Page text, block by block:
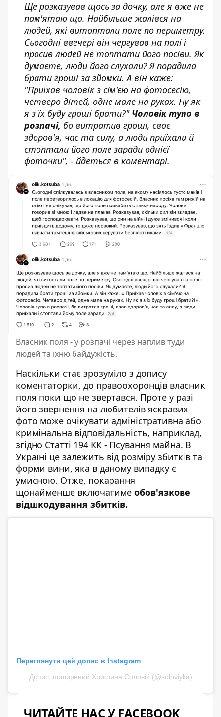
Ще розказував щось за дочку, але я вже не
пам'ятаю що. Найбільше жалівся на
людей, які витоптали поле по периметру.
Сьогодні ввечері він чергував на полі і
просив людей не топтати його посіви. Як
думаєте, люди його слухали? Я порадила
брати гроші за зйомки. А він каже:
"Приїхав чоловік з сім'єю на фотосесію,
четверо дітей, одне мале на руках. Ну як
я з їх буду гроші брати?" Чоловік тупо в
розпачі, бо витратив гроші, своє
здоров'я, час та силу, а люди приїхали й
стоптали його поле заради однієї
фоточки", - йдеться в коментарі.
Власник поля - у розпачі через наплив туди
людей та їхню байдужість.
Наскільки стає зрозуміло з допису
коментаторки, до правоохоронців власник
поля поки що не звертався. Проте у разі
його звернення на любителів яскравих
фото може очікувати адміністративна або
кримінальна відповідальність, наприклад,
згідно Статті 194 КК - Псування майна. В
Україні це залежить від розміру збитків та
форми вини, яка в даному випадку є
умисною. Отже, покарання
щонайменше включатиме обов'язкове
відшкодування збитків.
Переглянути цей допис в Instagram
Допис, поширений Христина Соловій (@soloviyka)
ЧИТАЙТЕ НАС У FACEBOOK